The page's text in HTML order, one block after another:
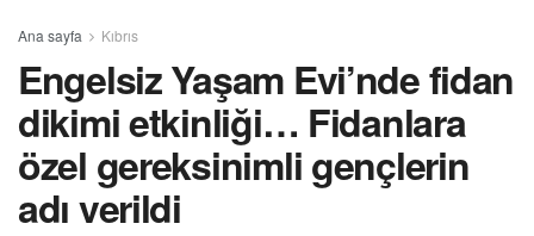
Ana sayfa Kıbrıs
Engelsiz Yaşam Evi’nde fidan
dikimi etkinliği… Fidanlara
özel gereksinimli gençlerin
adı verildi